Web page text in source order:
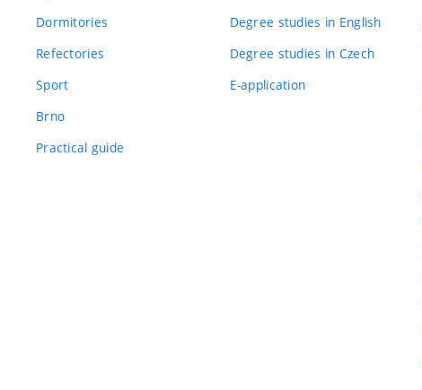
Dormitories
Refectories
Sport
Brno
Practical guide
Degree studies in English
Degree studies in Czech
E-application